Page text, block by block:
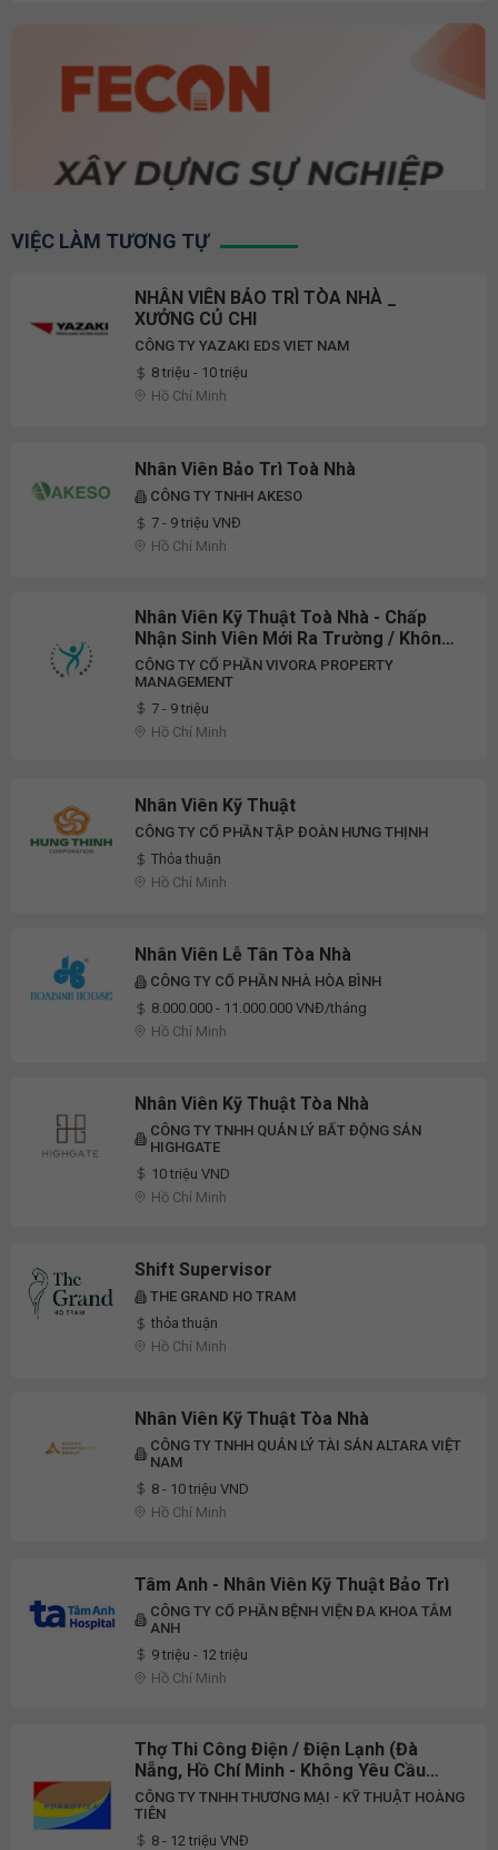
VIỆC LÀM TƯƠNG TỰ
NHÂN VIÊN BẢO TRÌ TÒA NHÀ _
XƯỞNG CỦ CHI
CÔNG TY YAZAKI EDS VIET NAM
8 triệu - 10 triệu
Hồ Chí Minh
Nhân Viên Bảo Trì Toà Nhà
CÔNG TY TNHH AKESO
7 - 9 triệu VNĐ
Hồ Chí Minh
Nhân Viên Kỹ Thuật Toà Nhà - Chấp
Nhận Sinh Viên Mới Ra Trường / Không
Yêu Cầu Kinh Nghiệm [HCM]
CÔNG TY CỔ PHẦN VIVORA PROPERTY
MANAGEMENT
7 - 9 triệu
Hồ Chí Minh
Nhân Viên Kỹ Thuật
CÔNG TY CỔ PHẦN TẬP ĐOÀN HƯNG THỊNH
Thỏa thuận
Hồ Chí Minh
Nhân Viên Lễ Tân Tòa Nhà
CÔNG TY CỔ PHẦN NHÀ HÒA BÌNH
8.000.000 - 11.000.000 VNĐ/tháng
Hồ Chí Minh
Nhân Viên Kỹ Thuật Tòa Nhà
CÔNG TY TNHH QUẢN LÝ BẤT ĐỘNG SẢN
HIGHGATE
10 triệu VND
Hồ Chí Minh
Shift Supervisor
THE GRAND HO TRAM
thỏa thuận
Hồ Chí Minh
Nhân Viên Kỹ Thuật Tòa Nhà
CÔNG TY TNHH QUẢN LÝ TÀI SẢN ALTARA VIỆT
NAM
8 - 10 triệu VND
Hồ Chí Minh
Tâm Anh - Nhân Viên Kỹ Thuật Bảo Trì
CÔNG TY CỔ PHẦN BỆNH VIỆN ĐA KHOA TÂM
ANH
9 triệu - 12 triệu
Hồ Chí Minh
Thợ Thi Công Điện / Điện Lạnh (Đà
Nẵng, Hồ Chí Minh - Không Yêu Cầu
Kinh Nghiệm)
CÔNG TY TNHH THƯƠNG MẠI - KỸ THUẬT HOÀNG
TIÊN
8 - 12 triệu VNĐ